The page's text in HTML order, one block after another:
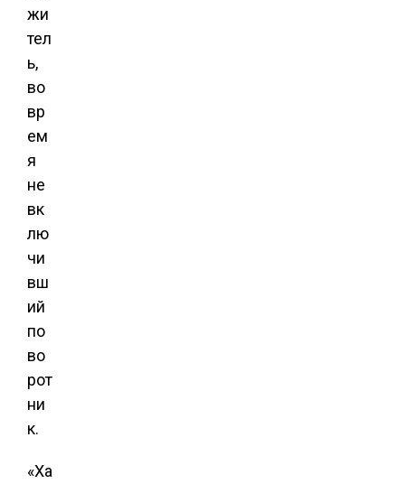
жи
тел
ь,
во
вр
ем
я
не
вк
лю
чи
вш
ий
по
во
рот
ни
к.
«Ха